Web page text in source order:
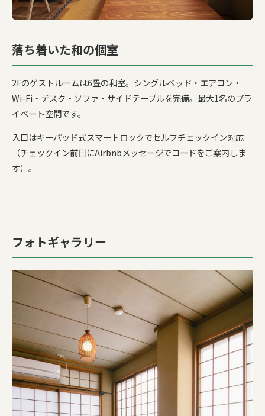
落ち着いた和の個室
2Fのゲストルームは6畳の和室。シングルベッド・エアコン・
Wi-Fi・デスク・ソファ・サイドテーブルを完備。最大1名のプラ
イベート空間です。
入口はキーパッド式スマートロックでセルフチェックイン対応
（チェックイン前日にAirbnbメッセージでコードをご案内しま
す）。
フォトギャラリー